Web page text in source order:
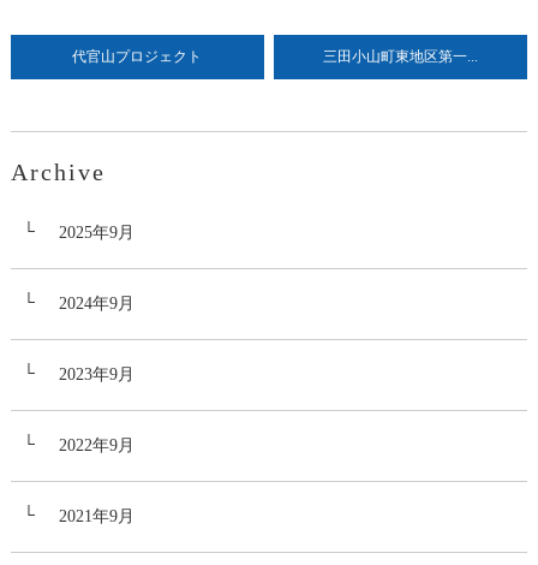
代官山プロジェクト 三田小山町東地区第一...
Archive
2025年9月
2024年9月
2023年9月
2022年9月
2021年9月